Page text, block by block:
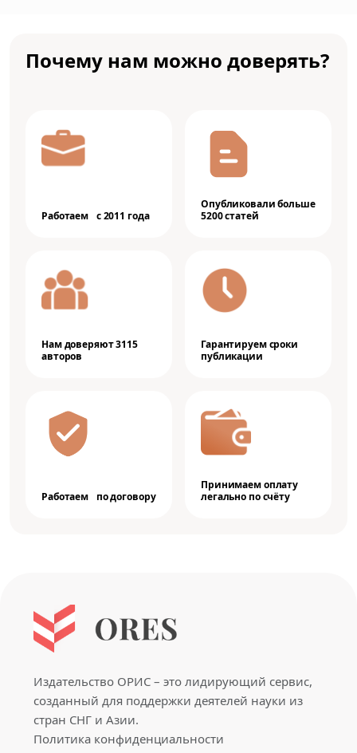
Почему нам можно доверять?
Работаем с 2011 года
Опубликовали больше
5200 статей
Нам доверяют 3115
авторов
Гарантируем сроки
публикации
Работаем по договору
Принимаем оплату
легально по счёту
Издательство ОРИС – это лидирующий сервис,
созданный для поддержки деятелей науки из
стран СНГ и Азии.
Политика конфиденциальности